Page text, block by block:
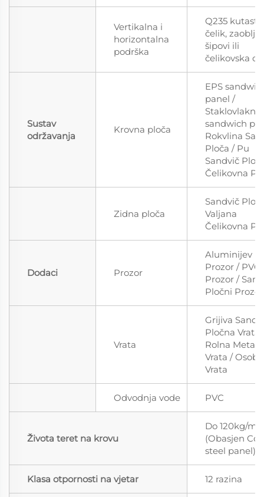
Vertikalna i
horizontalna
podrška
Q235 kutasti
čelik,
šipovi ili
čelikovska
Sustav
održavanja
Krovna ploča
EPS
panel /
sandwich
Rokvlina
Ploča / Pu
Sandvič
Čelikovna
Zidna ploča
Sandvič
Valjana
Čelikovna
Dodaci Prozor
Aluminijev
Prozor / PVC
Prozor /
Pločni Prozor
Vrata
Grijiva
Pločna Vrata
Rolna
Vrata /
Vrata
Odvodnja vode PVC
Života teret na krovu
Do 120kg/m²
(Obasjen
steel panel)
Klasa otpornosti na vjetar 12 razina